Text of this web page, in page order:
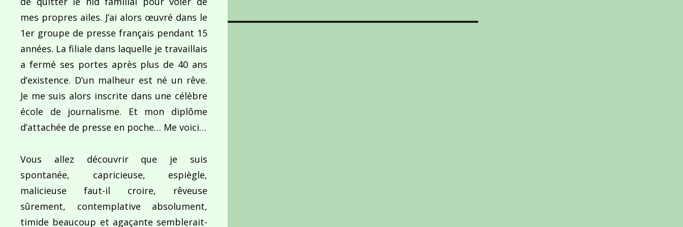
l’article
mes propres ailes. J’ai alors œuvré dans le
1er groupe de presse français pendant 15
années. La filiale dans laquelle je travaillais
a fermé ses portes après plus de 40 ans
d’existence. D’un malheur est né un rêve.
Je me suis alors inscrite dans une célèbre
école de journalisme. Et mon diplôme
d’attachée de presse en poche… Me voici…
Vous allez découvrir que je suis
spontanée, capricieuse, espiègle,
malicieuse faut-il croire, rêveuse
sûrement, contemplative absolument,
timide beaucoup et agaçante semblerait-